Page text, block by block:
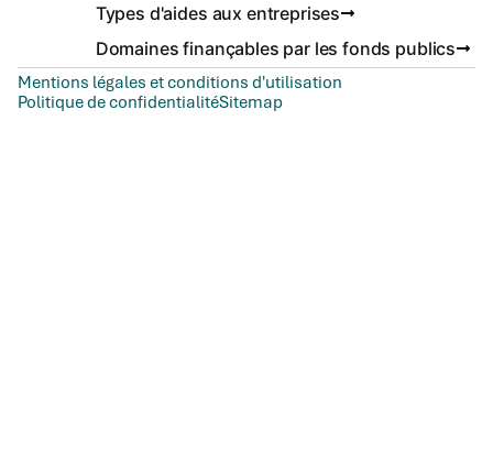
Types d'aides aux entreprises
Domaines finançables par les fonds publics
Mentions légales et conditions d'utilisation
Politique de confidentialitéSitemap